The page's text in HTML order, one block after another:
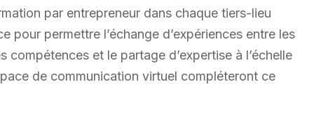
par entrepreneur dans chaque tiers-lieu
pour permettre l’échange d’expériences entre les
et le partage d’expertise à l’échelle
de communication virtuel compléteront ce